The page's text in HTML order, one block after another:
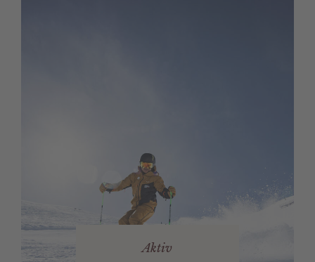
Aktiv